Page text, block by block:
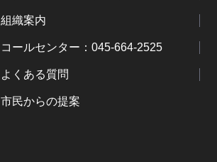
組織案内
コールセンター：045-664-2525
よくある質問
市民からの提案